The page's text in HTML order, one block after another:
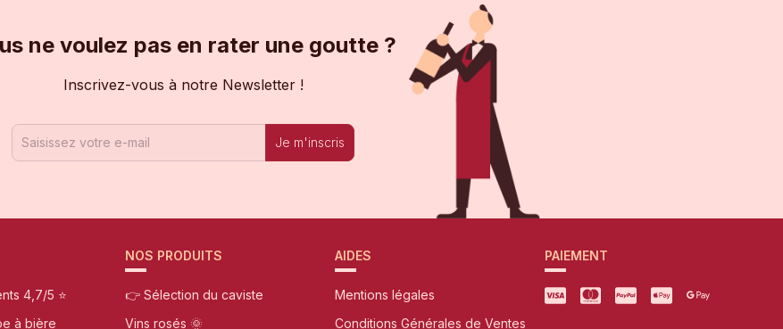
ne voulez pas en rater une goutte ?
Inscrivez-vous à notre Newsletter !
Je m'inscris
4,7/5 ⭐
à bière
NOS PRODUITS
👉 Sélection du caviste
Vins rosés 🌞
AIDES
Mentions légales
Conditions Générales de Ventes
PAIEMENT